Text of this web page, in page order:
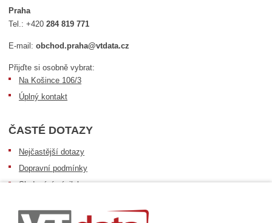
Praha
Tel.:+420284 819 771
E-mail:obchod.praha@vtdata.cz
Přijďte si osobně vybrat:
Na Košince 106/3
Úplný kontakt
ČASTÉ DOTAZY
Nejčastější dotazy
Dopravní podmínky
Sledování zásilek
Informace k dostupnosti zboží